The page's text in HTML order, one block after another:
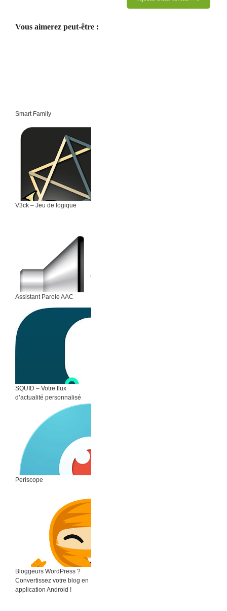
Vous aimerez peut-être :
Smart Family
V3ck – Jeu de logique
Assistant Parole AAC
SQUID – Votre flux
d’actualité personnalisé
Periscope
Bloggeurs WordPress ?
Convertissez votre blog en
application Android !